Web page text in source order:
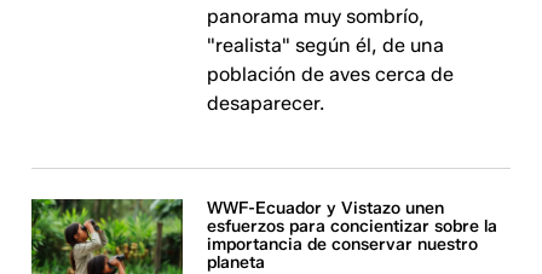
panorama muy sombrío,
"realista" según él, de una
población de aves cerca de
desaparecer.
WWF-Ecuador y Vistazo unen
esfuerzos para concientizar sobre la
importancia de conservar nuestro
planeta